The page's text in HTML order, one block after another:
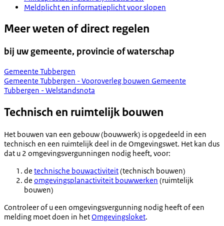
Meldplicht en informatieplicht voor slopen
Meer weten of direct regelen
bij uw gemeente, provincie of waterschap
Gemeente Tubbergen
Gemeente Tubbergen - Vooroverleg bouwen Gemeente
Tubbergen - Welstandsnota
Technisch en ruimtelijk bouwen
Het bouwen van een gebouw (bouwwerk) is opgedeeld in een
technisch en een ruimtelijk deel in de Omgevingswet. Het kan dus
dat u 2 omgevingsvergunningen nodig heeft, voor:
de technische bouwactiviteit(technisch bouwen)
de omgevingsplanactiviteit bouwwerken (ruimtelijk
bouwen)
Controleer of u een omgevingsvergunning nodig heeft of een
melding moet doen in hetOmgevingsloket.